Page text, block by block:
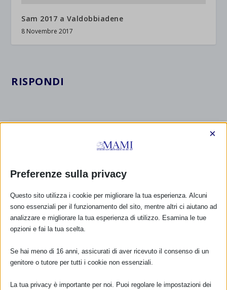
Sam 2017 a Valdobbiadene
8 Novembre 2017
RISPONDI
Preferenze sulla privacy
×
Questo sito utilizza i cookie per migliorare la tua esperienza. Alcuni
sono essenziali per il funzionamento del sito, mentre altri ci aiutano ad
analizzare e migliorare la tua esperienza di utilizzo. Esamina le tue
opzioni e fai la tua scelta.
Se hai meno di 16 anni, assicurati di aver ricevuto il consenso di un
genitore o tutore per tutti i cookie non essenziali.
La tua privacy è importante per noi. Puoi regolare le impostazioni dei